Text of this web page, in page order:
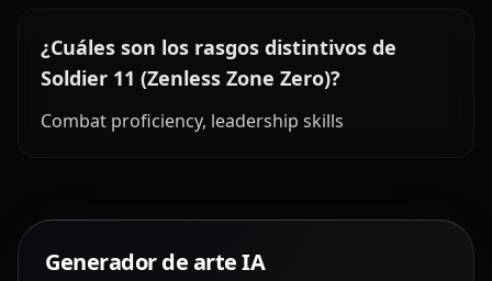
¿Cuáles son los rasgos distintivos de
Soldier 11 (Zenless Zone Zero)?
Combat proficiency, leadership skills
Generador de arte IA